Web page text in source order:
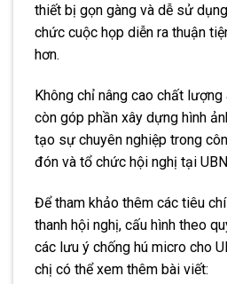
thiết bị gọn gàng và dễ sử
chức cuộc họp diễn ra thuận
hơn.
Không chỉ nâng cao chất lượng
còn góp phần xây dựng hình
tạo sự chuyên nghiệp trong
đón và tổ chức hội nghị tại
Để tham khảo thêm các tiêu
thanh hội nghị, cấu hình theo
các lưu ý chống hú micro cho
chị có thể xem thêm bài viết: